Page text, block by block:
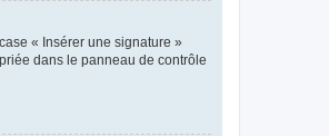
« Insérer une signature »
dans le panneau de contrôle